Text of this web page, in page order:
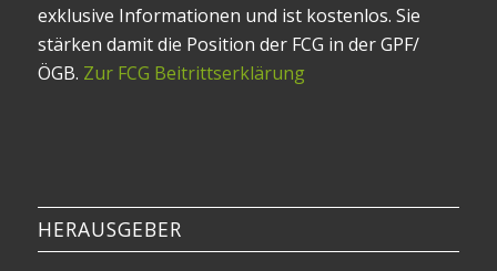
exklusive Informationen und ist kostenlos. Sie
stärken damit die Position der FCG in der GPF/
ÖGB. Zur FCG Beitrittserklärung
HERAUSGEBER